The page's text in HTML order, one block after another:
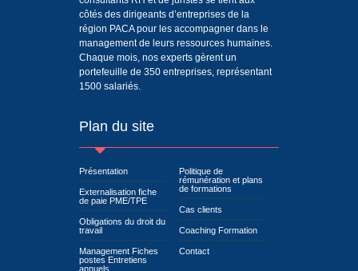
côtés des dirigeants d’entreprises de la
région PACA pour les accompagner dans le
management de leurs ressources humaines.
Chaque mois, nos experts gèrent un
portefeuille de 350 entreprises, représentant
1500 salariés.
Plan du site
Présentation
Externalisation fiche
de paie PME/TPE
Obligations du droit du
travail
Management Fiches
postes Entretiens
annuels
Politique de
rémunération et plans
de formations
Cas clients
Coaching Formation
Contact